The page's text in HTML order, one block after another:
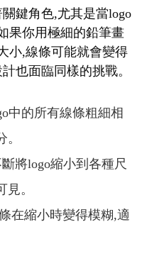
鍵角色,尤其是當logo
果你用極細的鉛筆畫
小,線條可能就會變得
也面臨同樣的挑戰。
中的所有線條粗細相
將logo縮小到各種尺
。
在縮小時變得模糊,適